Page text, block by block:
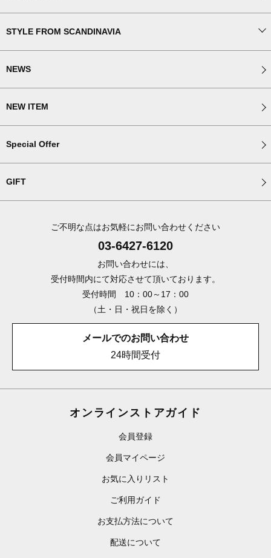
STYLE FROM SCANDINAVIA
NEWS
NEW ITEM
Special Offer
GIFT
ご不明な点はお気軽にお問い合わせください
03-6427-6120
お問い合わせには、
受付時間内にて対応させて頂いております。
受付時間 10：00～17：00
（土・日・祝日を除く）
メールでのお問い合わせ
24時間受付
オンラインストアガイド
会員登録
会員マイページ
お気に入りリスト
ご利用ガイド
お支払方法について
配送について